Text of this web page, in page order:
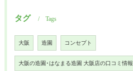
タグ Tags
大阪 造園 コンセプト
大阪の造園･はなまる造園 大阪店の口コミ情報